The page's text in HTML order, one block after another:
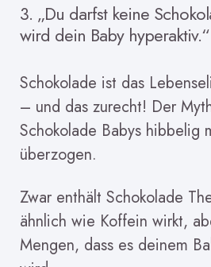
3. „Du darfst keine
wird dein Baby hyperaktiv.“
Schokolade ist das
– und das zurecht! Der
Schokolade Babys hibbelig
überzogen.
Zwar enthält Schokolade
ähnlich wie Koffein wirkt,
Mengen, dass es deinem